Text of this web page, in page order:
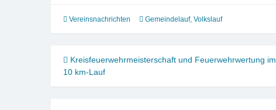
Vereinsnachrichten Gemeindelauf, Volkslauf
Beitragsnavigation
Kreisfeuerwehrmeisterschaft und Feuerwehrwertung im
10 km-Lauf